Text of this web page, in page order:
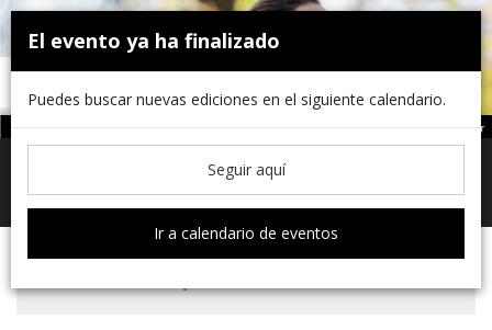
El evento ya ha finalizado
Puedes buscar nuevas ediciones en el siguiente calendario.
Seguir aquí
Ir a calendario de eventos